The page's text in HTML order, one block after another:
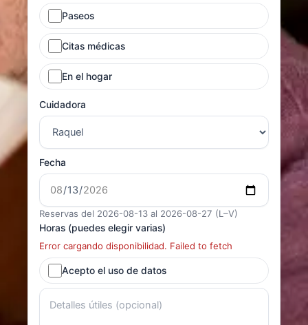
Paseos
Citas médicas
En el hogar
Cuidadora
Fecha
Reservas del 2026-08-13 al 2026-08-27 (L–V)
Horas (puedes elegir varias)
Error cargando disponibilidad. Failed to fetch
Acepto el uso de datos